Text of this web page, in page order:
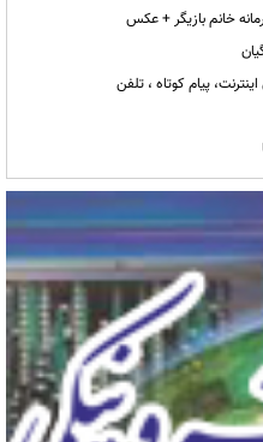
خانم بازیگر + عکس
پیام کوتاه ، تلفن